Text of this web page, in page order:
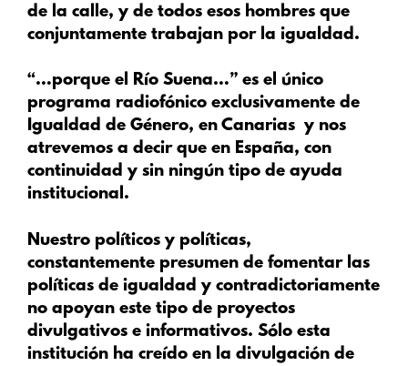
de la calle, y de todos esos hombres que
conjuntamente trabajan por la igualdad.
“…porque el Río Suena…” es el único
programa radiofónico exclusivamente de
Igualdad de Género, en Canarias y nos
atrevemos a decir que en España, con
continuidad y sin ningún tipo de ayuda
institucional.
Nuestro políticos y políticas,
constantemente presumen de fomentar las
políticas de igualdad y contradictoriamente
no apoyan este tipo de proyectos
divulgativos e informativos. Sólo esta
institución ha creído en la divulgación de